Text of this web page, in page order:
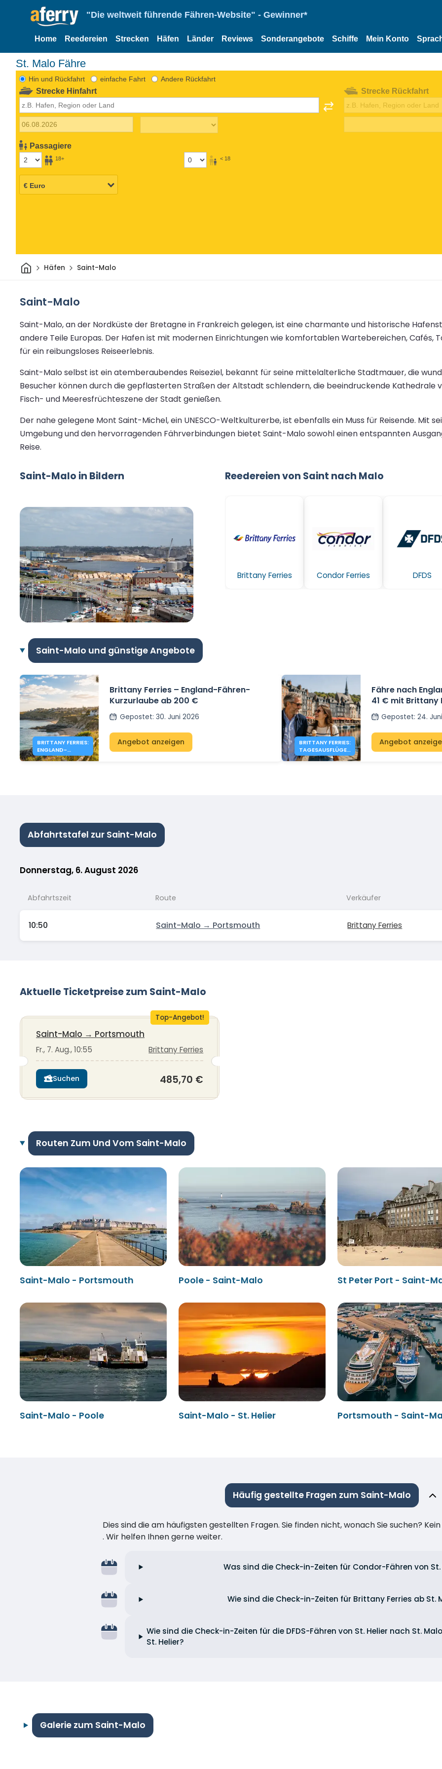
"Die weltweit führende Fähren-Website" - Gewinner*
Home Reedereien Strecken Häfen Länder Reviews Sonderangebote Schiffe Mein Konto
St. Malo Fähre
Hin und Rückfahrt einfache Fahrt Andere Rückfahrt
Strecke Hinfahrt
Passagiere
18+ < 18
Strecke Rückfahrt
HeimHäfen Saint-Malo
Saint-Malo
Saint-Malo, an der Nordküste der Bretagne in Frankreich gelegen, ist eine charmante und historische
andere Teile Europas. Der Hafen ist mit modernen Einrichtungen wie komfortablen Wartebereichen,
für ein reibungsloses Reiseerlebnis.
Saint-Malo selbst ist ein atemberaubendes Reiseziel, bekannt für seine mittelalterliche Stadtmauer, die
Besucher können durch die gepflasterten Straßen der Altstadt schlendern, die beeindruckende Kathedrale
Fisch- und Meeresfrüchteszene der Stadt genießen.
Der nahe gelegene Mont Saint-Michel, ein UNESCO-Weltkulturerbe, ist ebenfalls ein Muss für Reisende. Mit
Umgebung und den hervorragenden Fährverbindungen bietet Saint-Malo sowohl einen entspannten
Reise.
Saint-Malo in Bildern Reedereien von Saint nach Malo
Brittany Ferries Condor Ferries DFDS
Saint-Malo und günstige Angebote
BRITTANY FERRIES:
ENGLAND-
ANGEBOTE AB
Brittany Ferries – England-Fähren-
Kurzurlaube ab 200 €
Gepostet: 30. Juni 2026
Angebot anzeigen
BRITTANY FERRIES:
TAGESAUSFLÜGE
NACH ENGLAND
Fähre nach
41 € mit Brittany
Gepostet:24.
Angebot
Abfahrtstafel zur Saint-Malo
Donnerstag, 6. August 2026
Abfahrtszeit Route Verkäufer
10:50 Saint-Malo → Portsmouth Brittany Ferries
Aktuelle Ticketpreise zum Saint-Malo
Top-Angebot!
Saint-Malo → Portsmouth
Fr., 7. Aug., 10:55 Brittany Ferries
Suchen 485,70 €
Routen Zum Und Vom Saint-Malo
Saint-Malo - Portsmouth Poole - Saint-Malo St Peter Port - Saint-
Saint-Malo - Poole Saint-Malo - St. Helier Portsmouth - Saint-
Häufig gestellte Fragen zum Saint-Malo
Dies sind die am häufigsten gestellten Fragen. Sie finden nicht, wonach Sie suchen?
. Wir helfen Ihnen gerne weiter.
Was sind die Check-in-Zeiten für Condor-Fähren von St.
Wie sind die Check-in-Zeiten für Brittany Ferries ab St.
Wie sind die Check-in-Zeiten für die DFDS-Fähren von St. Helier nach St.
St. Helier?
Galerie zum Saint-Malo